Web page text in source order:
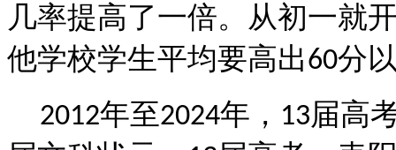
几率提高了一倍。从初一就
他学校学生平均要高出60分
2012年至2024年， 13届高